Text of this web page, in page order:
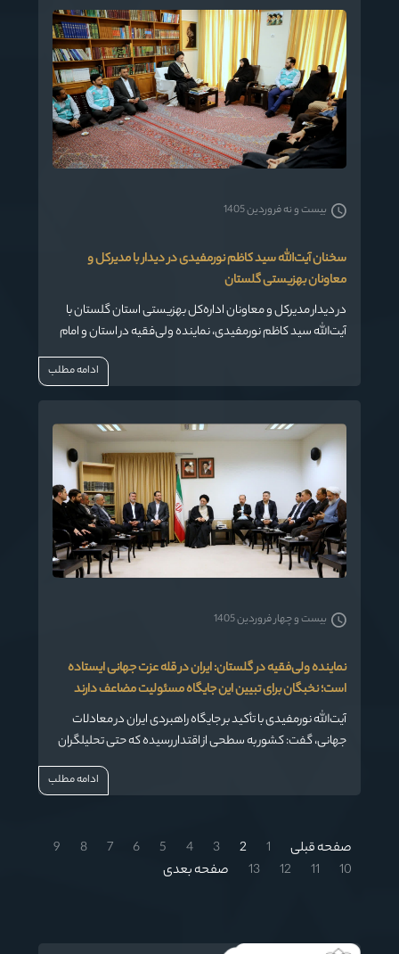
سخنان آیت‌الله سید کاظم نورمفیدی در دیدار با مدیرکل و
معاونان بهزیستی گلستان
در دیدار مدیرکل و معاونان اداره‌کل بهزیستی استان گلستان با
آیت‌الله سید کاظم نورمفیدی، نماینده ولی‌فقیه در استان و امام
جمعه گرگان، ایشان نکات مهمی را درباره نقش مردم، مسئولان
و نهادهای خدمت‌رسان در شرایط کنونی کشور مطرح کردند.
بیست و نه فروردین 1405
ادامه مطلب
نماینده ولی‌فقیه در گلستان: ایران در قله عزت جهانی ایستاده
است؛ نخبگان برای تبیین این جایگاه مسئولیت مضاعف دارند
آیت‌الله نورمفیدی با تأکید بر جایگاه راهبردی ایران در معادلات
جهانی، گفت: کشور به سطحی از اقتدار رسیده که حتی تحلیلگران
خارجی آن را در آستانه تبدیل شدن به یک ابرقدرت می‌دانند و در
این شرایط، نخبگان به‌ویژه جامعه حقوقی باید در تبیین این
بیست و چهار فروردین 1405
ادامه مطلب
صفحه قبلی 1
2
3
4
5
6
7
8
9
10
11
12
13 صفحه بعدی